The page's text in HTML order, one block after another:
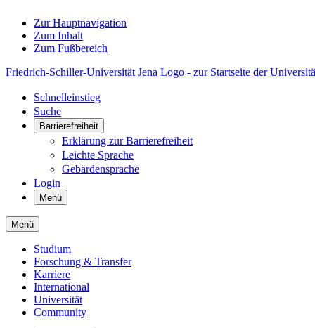
Zur Hauptnavigation
Zum Inhalt
Zum Fußbereich
Friedrich-Schiller-Universität Jena Logo - zur Startseite der
Schnelleinstieg
Suche
Barrierefreiheit
Erklärung zur Barrierefreiheit
Leichte Sprache
Gebärdensprache
Login
Menü
Menü
Studium
Forschung & Transfer
Karriere
International
Universität
Community